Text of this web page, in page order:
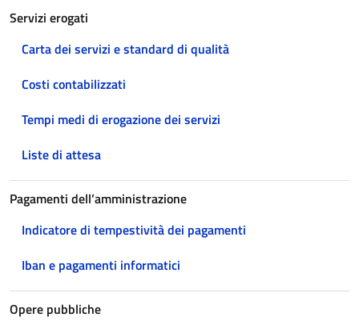
Servizi erogati
Carta dei servizi e standard di qualità
Costi contabilizzati
Tempi medi di erogazione dei servizi
Liste di attesa
Pagamenti dell’amministrazione
Indicatore di tempestività dei pagamenti
Iban e pagamenti informatici
Opere pubbliche